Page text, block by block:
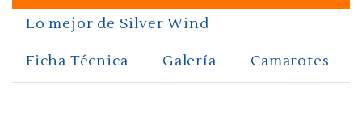
Lo mejor de Silver Wind
Ficha Técnica
Galería Camarotes